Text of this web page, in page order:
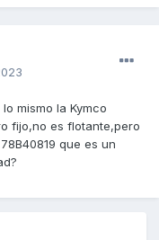
mismo la Kymco
fijo,no es flotante,pero
que es un